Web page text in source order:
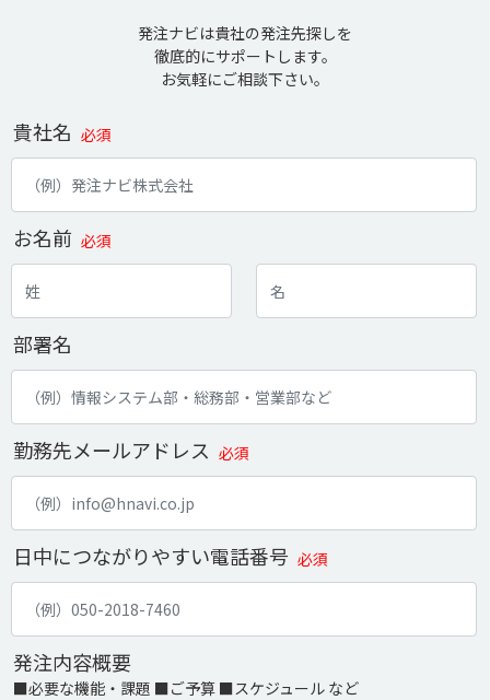
発注ナビは貴社の発注先探しを
徹底的にサポートします。
お気軽にご相談下さい。
貴社名 必須
お名前 必須
部署名
勤務先メールアドレス 必須
日中につながりやすい電話番号 必須
発注内容概要
■必要な機能・課題 ■ご予算 ■スケジュール など